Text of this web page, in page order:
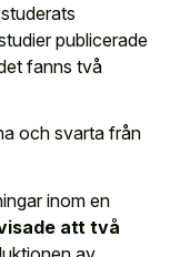
publicerade
fanns två
och svarta från
inom en
att två